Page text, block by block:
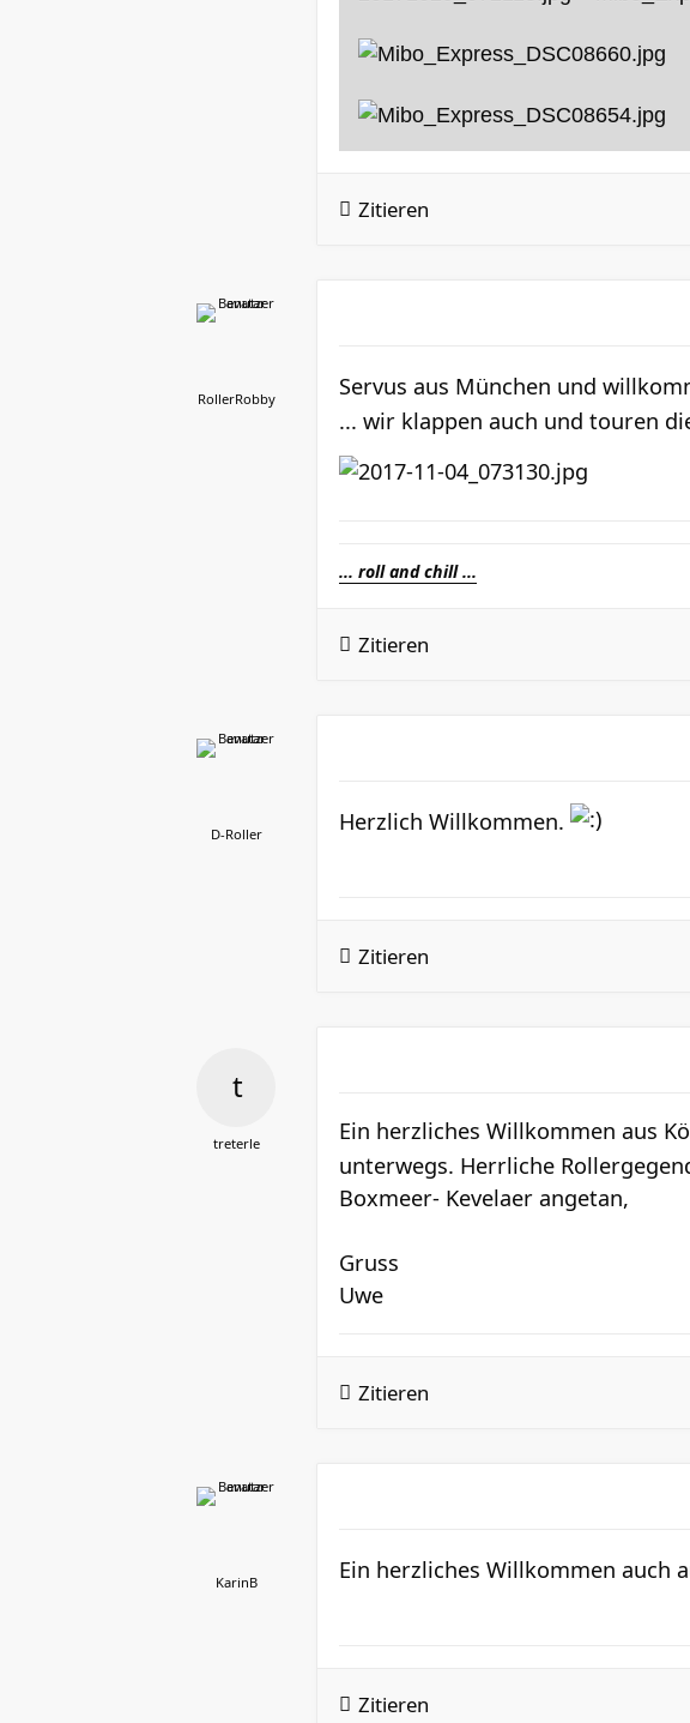
Zitieren
RollerRobby
Servus aus München und
... wir klappen auch und touren
... roll and chill ...
Zitieren
D-Roller Herzlich Willkommen.
Zitieren
treterle
Ein herzliches Willkommen aus
unterwegs. Herrliche
Boxmeer- Kevelaer angetan,
Gruss
Uwe
Zitieren
KarinB Ein herzliches Willkommen auch
Zitieren